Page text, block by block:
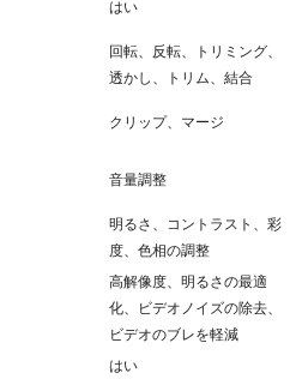
はい
回転、反転、トリミング、
透かし、トリム、結合
クリップ、マージ
音量調整
明るさ、コントラスト、彩
度、色相の調整
高解像度、明るさの最適
化、ビデオノイズの除去、
ビデオのブレを軽減
はい